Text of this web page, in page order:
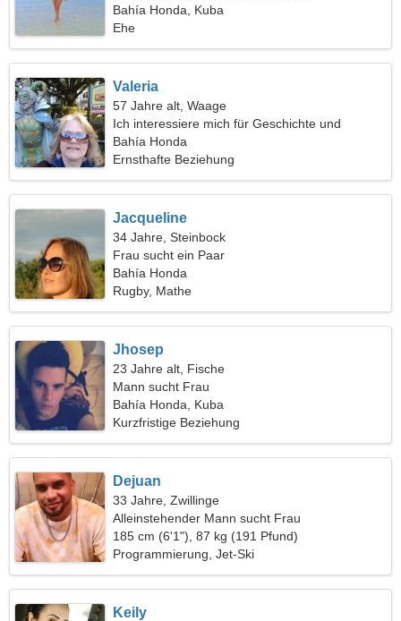
Bahía Honda, Kuba
Ehe
Valeria
57 Jahre alt, Waage
Ich interessiere mich für Geschichte und
Tauchen
Bahía Honda
Ernsthafte Beziehung
Jacqueline
34 Jahre, Steinbock
Frau sucht ein Paar
Bahía Honda
Rugby, Mathe
Jhosep
23 Jahre alt, Fische
Mann sucht Frau
Bahía Honda, Kuba
Kurzfristige Beziehung
Dejuan
33 Jahre, Zwillinge
Alleinstehender Mann sucht Frau
185 cm (6'1"), 87 kg (191 Pfund)
Programmierung, Jet-Ski
Keily